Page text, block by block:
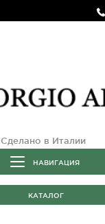
Сделано в Италии
НАВИГАЦИЯ
КАТАЛОГ